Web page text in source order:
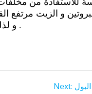
و الزيت مرتفع
و لذلك فيمكن استخدام هذا الزيت في العديد من الصناعات الغذائية و الدوائية و ممستحضرات التجميل المختلفة .
Next: Next